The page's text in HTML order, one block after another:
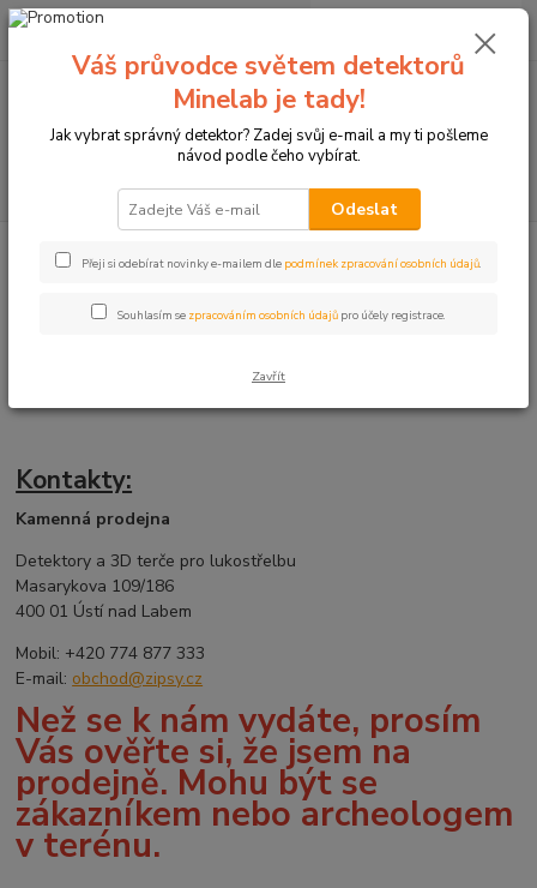
+420774877333
0 Kč
Kontaktní informace
Kontakty:
Kamenná prodejna
Detektory a 3D terče pro lukostřelbu
Masarykova 109/186
400 01 Ústí nad Labem
Mobil: +420 774 877 333
E-mail: obchod@zipsy.cz
Než se k nám vydáte, prosím
Vás ověřte si, že jsem na
prodejně. Mohu být se
zákazníkem nebo archeologem
v terénu.
Váš průvodce světem detektorů
Minelab je tady!
Jak vybrat správný detektor? Zadej svůj e-mail a my ti pošleme
návod podle čeho vybírat.
Odeslat
Přeji si odebírat novinky e-mailem dle podmínek zpracování osobních údajů.
Souhlasím se zpracováním osobních údajů pro účely registrace.
Zavřít